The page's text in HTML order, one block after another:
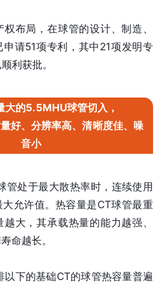
布局，在球管的设计、制造、
请51项专利，其中21项发明专
利获批。
大的5.5MHU球管切入，
好、分辨率高、清晰度佳、噪
音小
管处于最大散热率时，连续使用
允许值。热容量是CT球管最重
大，其承载热量的能力越强、
命越长。
下的基础CT的球管热容量普遍